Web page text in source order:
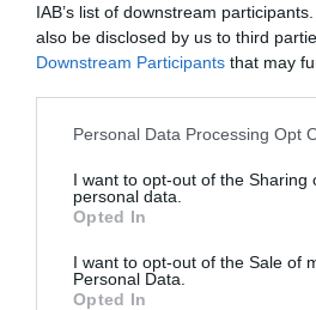
IAB’s list of downstream
also be disclosed by us to third
Downstream Participants that may
Personal Data Processing Opt
I want to opt-out of the Sharing
personal data.
Opted In
I want to opt-out of the Sale of
Personal Data.
Opted In
Tags
ΑΡΓΥΡΩ ΧΙΩΤΗ ΔΗΠΕΘΕ ΒΕΡΟΙΑΣ
ΕΥΘΥΜΗΣ ΦΙΛΙΠΠΟΥ
Newsletter
Κάθε βδομάδα στο e-mail σας τα
την Τέχνη και τον Πολιτισμό!